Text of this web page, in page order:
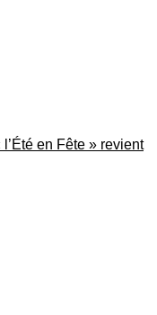
en Fête » revient